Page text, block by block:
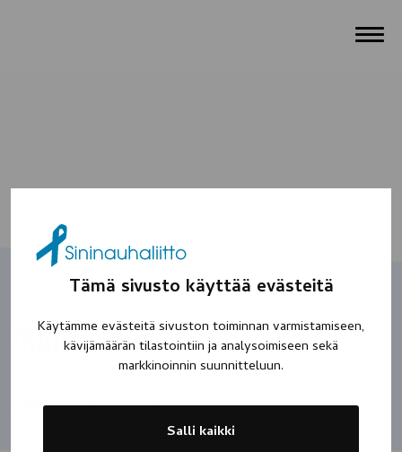
Tämä sivusto käyttää evästeitä
Käytämme evästeitä sivuston toiminnan varmistamiseen,
kävijämäärän tilastointiin ja analysoimiseen sekä
markkinoinnin suunnitteluun.
Salli kaikki
Rakas eno